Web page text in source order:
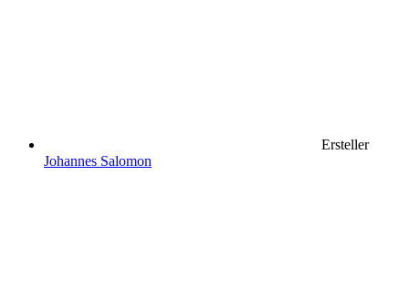
Ersteller
Johannes Salomon